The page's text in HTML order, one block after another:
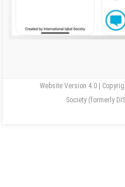
Website Version 4.0 |
Society (formerly